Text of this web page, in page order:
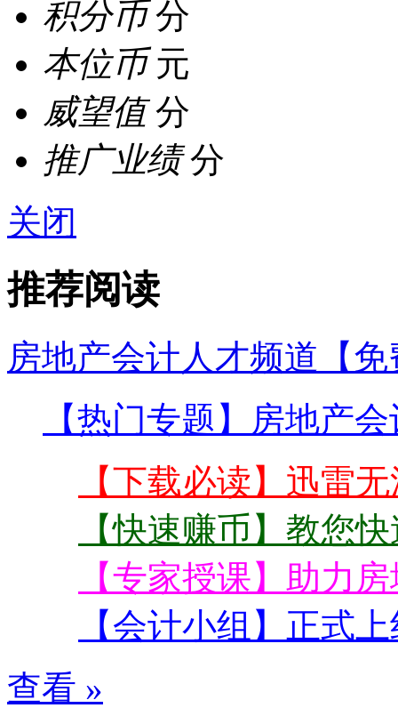
积分币分
本位币元
威望值分
推广业绩分
关闭
推荐阅读
房地产会计人才频道【
【热门专题】房地产
【下载必读】迅雷
【快速赚币】教您
【专家授课】助力
【会计小组】正式
查看 »